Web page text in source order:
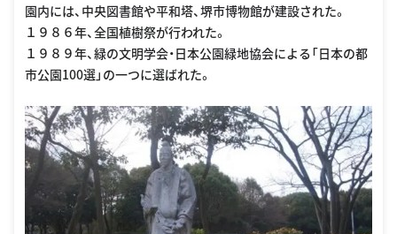
園内には、中央図書館や平和塔、堺市博物館が建設された。
１９８６年、全国植樹祭が行われた。
１９８９年、緑の文明学会・日本公園緑地協会による「日本の都
市公園100選」の一つに選ばれた。